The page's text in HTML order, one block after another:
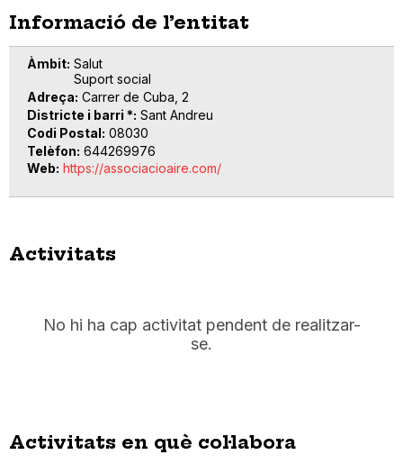
Informació de l’entitat
Àmbit Salut
Suport social
Adreça Carrer de Cuba, 2
Districte i barri * Sant Andreu
Codi Postal 08030
Telèfon 644269976
Web https://associacioaire.com/
Activitats
No hi ha cap activitat pendent de realitzar-
se.
Activitats en què col·labora